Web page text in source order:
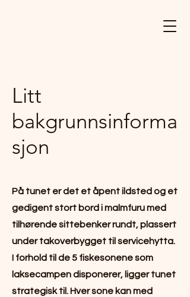
Litt
bakgrunnsinforma
sjon
På tunet er det et åpent ildsted og et
gedigent stort bord i malmfuru med
tilhørende sittebenker rundt, plassert
under takoverbygget til servicehytta.
I forhold til de 5 fiskesonene som
laksecampen disponerer, ligger tunet
strategisk til. Hver sone kan med